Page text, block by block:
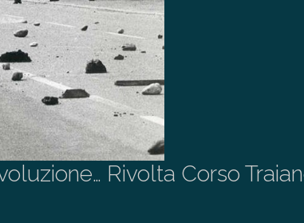
Rivolta Corso